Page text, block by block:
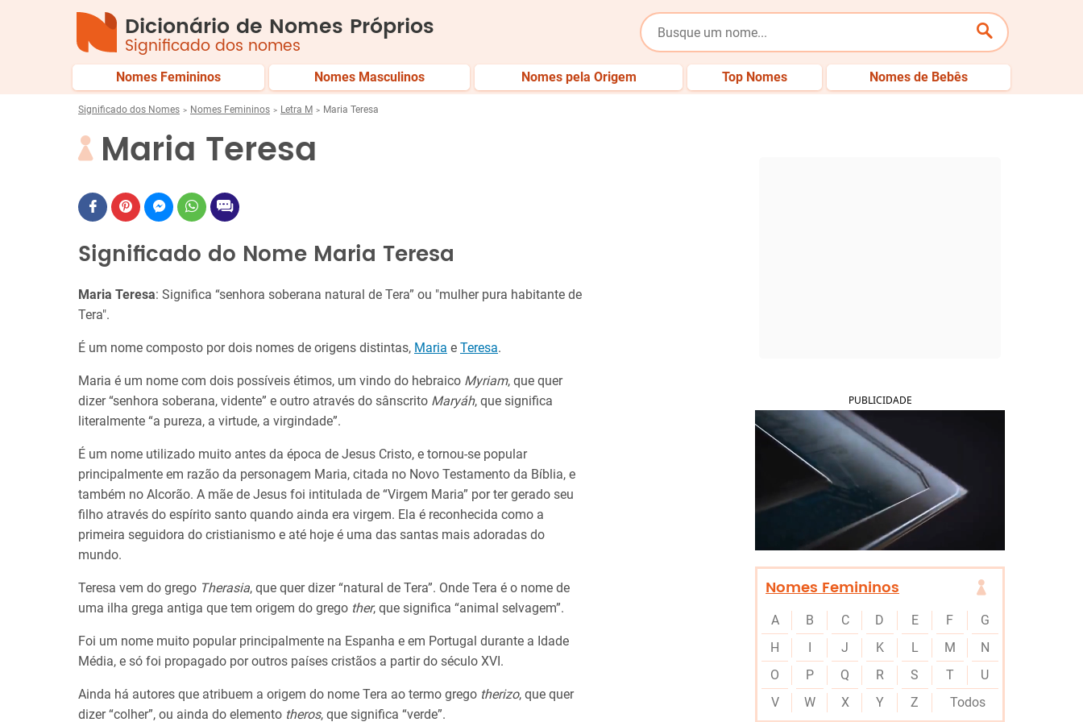
Dicionário de Nomes Próprios
Significado dos nomes
Nomes Femininos Nomes Masculinos Nomes pela Origem Top Nomes Nomes de Bebês
Significado dos Nomes Nomes Femininos Letra M Maria Teresa
Maria Teresa
Significado do Nome Maria Teresa
Maria Teresa: Significa “senhora soberana natural de Tera” ou "mulher pura habitante de
Tera".
É um nome composto por dois nomes de origens distintas, Maria e Teresa.
Maria é um nome com dois possíveis étimos, um vindo do hebraico Myriam, que quer
dizer “senhora soberana, vidente” e outro através do sânscrito Maryáh, que significa
literalmente “a pureza, a virtude, a virgindade”.
É um nome utilizado muito antes da época de Jesus Cristo, e tornou-se popular
principalmente em razão da personagem Maria, citada no Novo Testamento da Bíblia, e
também no Alcorão. A mãe de Jesus foi intitulada de “Virgem Maria” por ter gerado seu
filho através do espírito santo quando ainda era virgem. Ela é reconhecida como a
primeira seguidora do cristianismo e até hoje é uma das santas mais adoradas do
mundo.
Teresa vem do grego Therasia, que quer dizer “natural de Tera”. Onde Tera é o nome de
uma ilha grega antiga que tem origem do grego ther, que significa “animal selvagem”.
Foi um nome muito popular principalmente na Espanha e em Portugal durante a Idade
Média, e só foi propagado por outros países cristãos a partir do século XVI.
Ainda há autores que atribuem a origem do nome Tera ao termo grego therizo, que quer
dizer “colher”, ou ainda do elemento theros, que significa “verde”.
PUBLICIDADE
Nomes Femininos
A B C D E F
G
H
I J K L M
N
O
P Q R S T
U
V
W X Y Z Todos